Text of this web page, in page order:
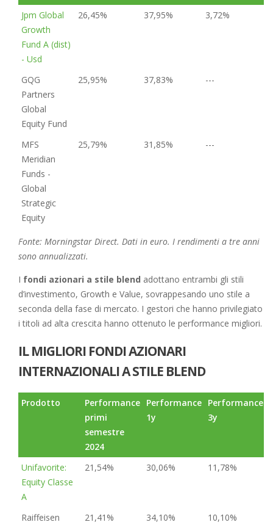
Jpm Global
Growth
Fund A (dist)
- Usd
26,45% 37,95% 3,72%
GQG
Partners
Global
Equity Fund
25,95% 37,83% ---
MFS
Meridian
Funds -
Global
Strategic
Equity
25,79% 31,85% ---
Fonte: Morningstar Direct. Dati in euro. I rendimenti a tre anni
sono annualizzati.
I fondi azionari a stile blend adottano entrambi gli stili
d’investimento, Growth e Value, sovrappesando uno stile a
seconda della fase di mercato. I gestori che hanno privilegiato
i titoli ad alta crescita hanno ottenuto le performance migliori.
IL MIGLIORI FONDI AZIONARI
INTERNAZIONALI A STILE BLEND
Prodotto
Performance
primi
semestre
2024
Performance
1y
Performance
3y
Unifavorite:
Equity Classe
A
21,54% 30,06% 11,78%
Raiffeisen
21,41% 34,10% 10,10%